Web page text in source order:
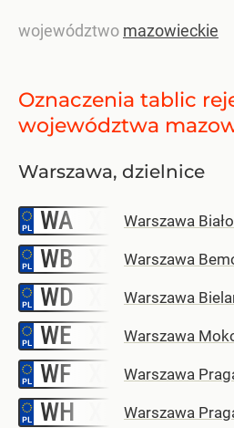
województwo mazowieckie
Oznaczenia tablic
województwa
Warszawa, dzielnice
WA Warszawa
WB Warszawa
WD Warszawa
WE Warszawa
WF Warszawa
WH Warszawa